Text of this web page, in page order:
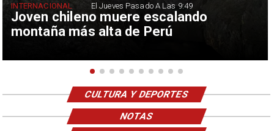
Joven chileno muere escalando
montaña más alta de Perú
INTERNACIONAL El Jueves Pasado A Las 9:49
CULTURA Y DEPORTES
NOTAS